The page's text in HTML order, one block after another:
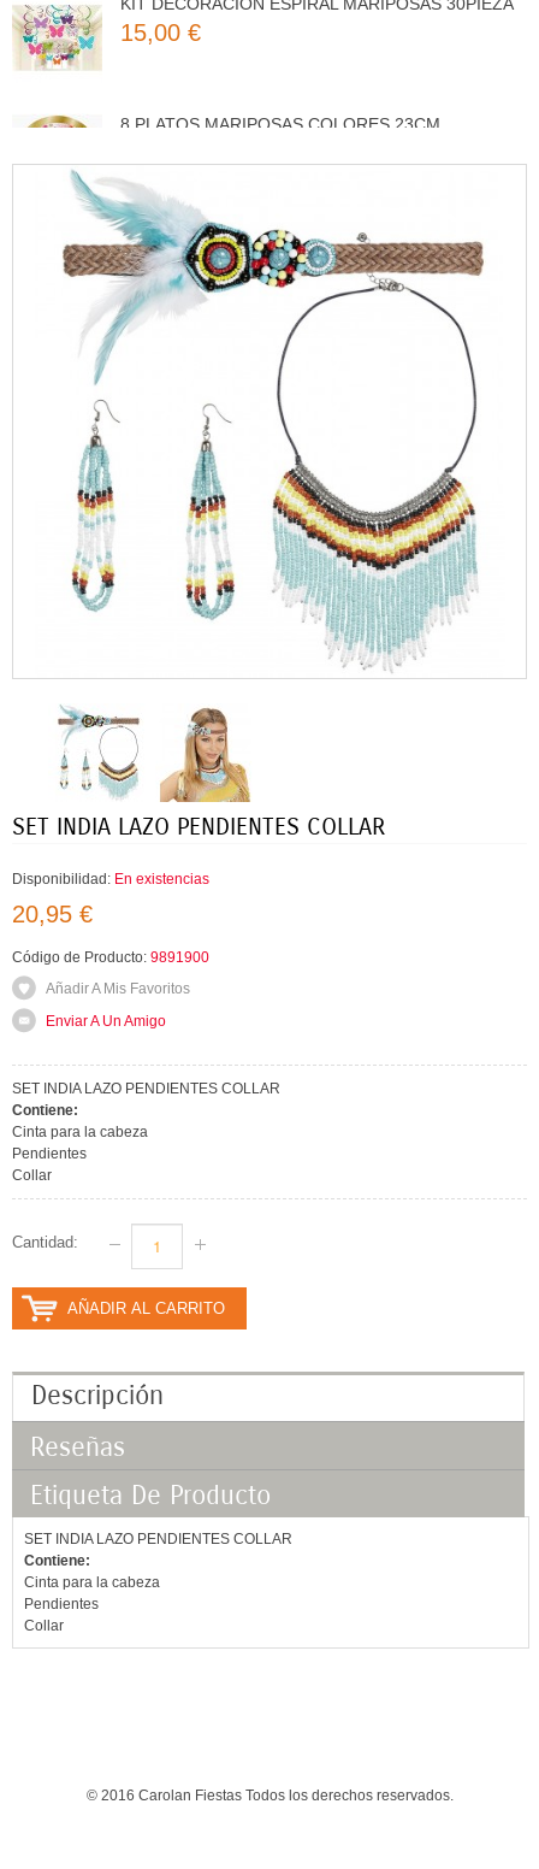
15,00 €
3,50 €
SET INDIA LAZO PENDIENTES COLLAR
Disponibilidad: En existencias
20,95 €
Código de Producto: 9891900
Añadir A Mis Favoritos
Enviar A Un Amigo
SET INDIA LAZO PENDIENTES COLLAR
Contiene:
Cinta para la cabeza
Pendientes
Collar
Cantidad:
AÑADIR AL CARRITO
Descripción
Reseñas
Etiqueta De Producto
SET INDIA LAZO PENDIENTES COLLAR
Contiene:
Cinta para la cabeza
Pendientes
Collar
© 2016 Carolan Fiestas Todos los derechos reservados.